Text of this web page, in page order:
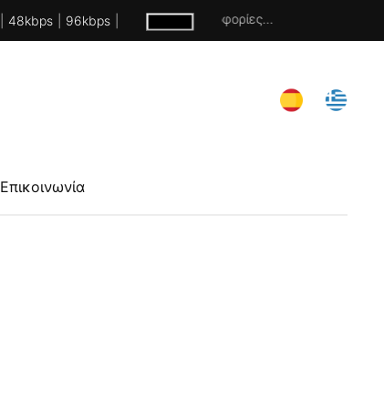
48kbps 96kbps Χωρίς πληροφορίες...
Επικοινωνία